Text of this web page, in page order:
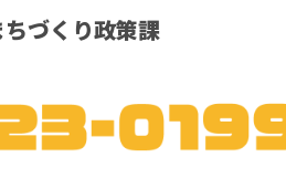
づくり政策課